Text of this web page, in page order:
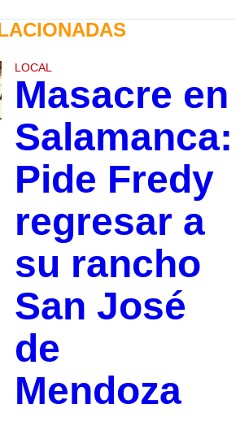
LOCAL
Masacre en
Salamanca:
Pide Fredy
regresar a
su rancho
San José
de
Mendoza